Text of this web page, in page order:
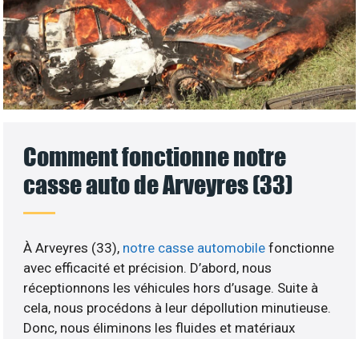
Comment fonctionne notre
casse auto de Arveyres (33)
À Arveyres (33), notre casse automobilefonctionne
avec efficacité et précision. D’abord, nous
réceptionnons les véhicules hors d’usage. Suite à
cela, nous procédons à leur dépollution minutieuse.
Donc, nous éliminons les fluides et matériaux